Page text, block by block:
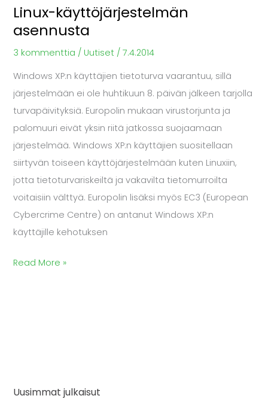
Linux-käyttöjärjestelmän
asennusta
3 kommenttia / Uutiset /7.4.2014
Windows XP:n käyttäjien tietoturva vaarantuu, sillä
järjestelmään ei ole huhtikuun 8. päivän jälkeen tarjolla
turvapäivityksiä. Europolin mukaan virustorjunta ja
palomuuri eivät yksin riitä jatkossa suojaamaan
järjestelmää. Windows XP:n käyttäjien suositellaan
siirtyvän toiseen käyttöjärjestelmään kuten Linuxiin,
jotta tietoturvariskeiltä ja vakavilta tietomurroilta
voitaisiin välttyä. Europolin lisäksi myös EC3 (European
Cybercrime Centre) on antanut Windows XP:n
käyttäjille kehotuksen
Read More »
Uusimmat julkaisut